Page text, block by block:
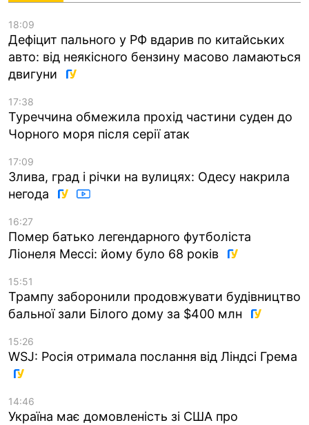
18:09
Дефіцит пального у РФ вдарив по китайських
авто: від неякісного бензину масово ламаються
двигуни
17:38
Туреччина обмежила прохід частини суден до
Чорного моря після серії атак
17:09
Злива, град і річки на вулицях: Одесу накрила
негода
16:27
Помер батько легендарного футболіста
Ліонеля Мессі: йому було 68 років
15:51
Трампу заборонили продовжувати будівництво
бальної зали Білого дому за $400 млн
15:26
WSJ: Росія отримала послання від Ліндсі Грема
14:46
Україна має домовленість зі США про